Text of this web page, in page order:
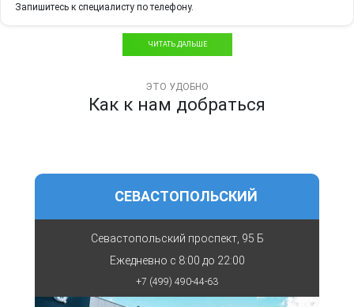
Запишитесь к специалисту по телефону.
ЧИТАТЬ ДАЛЬШЕ
ЭТО УДОБНО
Как к нам добраться
СЕВАСТОПОЛЬСКИЙ
Севастопольский проспект, 95 Б
Ежедневно с 8:00 до 22:00
+7 (499) 490-44-63